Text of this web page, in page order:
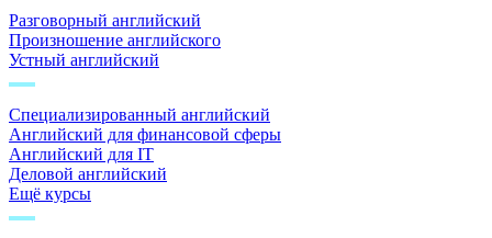
Разговорный английский
Произношение английского
Устный английский
Специализированный английский
Английский для финансовой сферы
Английский для IT
Деловой английский
Ещё курсы